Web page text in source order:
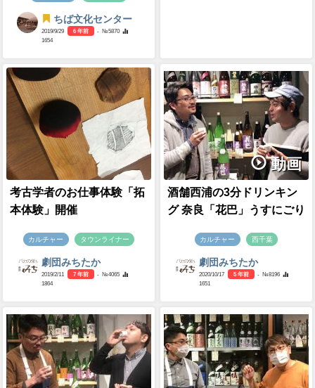
ちば文化センター
2019/9/29 6 年前
- №5870
1654
考古学者のお仕事体験「拓
本体験」開催
カルチャー タウンライナー
劇団みちたか
2019/2/11 7 年前
- №4065
1864
動画
酒舗西浦の3分ドリンキン
グ 奈良「花巴」うすにごり
カルチャー 西千葉
劇団みちたか
2020/10/17 5 年前
- №8196
1651